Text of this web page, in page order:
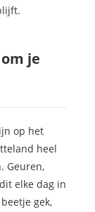
je
op het
heel
Geuren,
elke dag in
gek,